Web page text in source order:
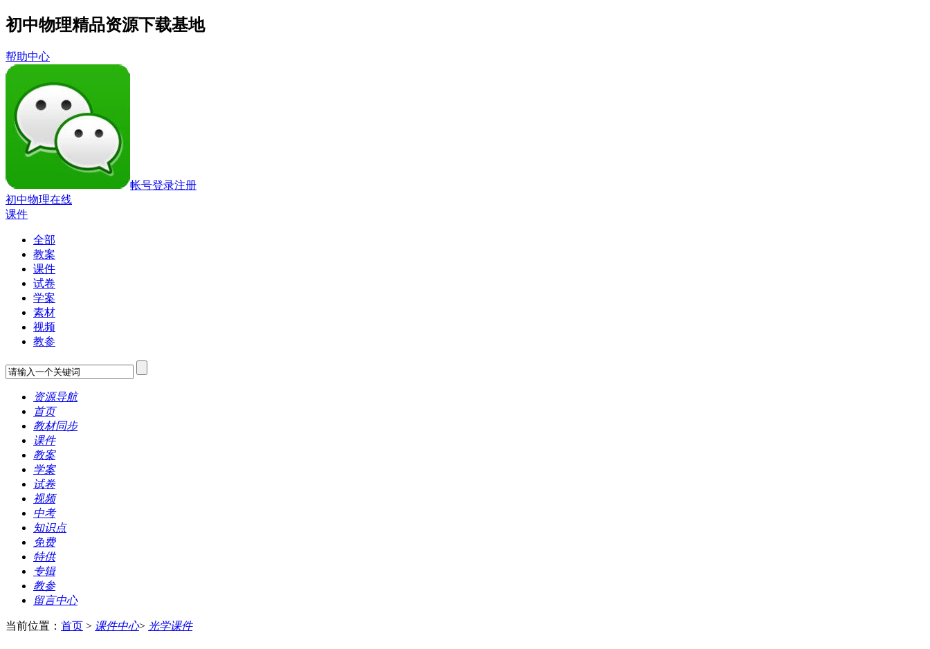
初中物理精品资源下载基地
帮助中心
帐号登录注册
初中物理在线
课件
全部
教案
课件
试卷
学案
素材
视频
教参
资源导航
首页
教材同步
课件
教案
学案
试卷
视频
中考
知识点
免费
特供
专辑
教参
留言中心
当前位置： 首页 > 课件中心> 光学课件